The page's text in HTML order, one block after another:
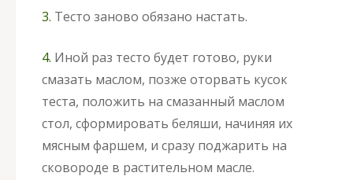
3. Тесто заново обязано настать.
4. Иной раз тесто будет готово, руки
смазать маслом, позже оторвать кусок
теста, положить на смазанный маслом
стол, сформировать беляши, начиняя их
мясным фаршем, и сразу поджарить на
сковороде в растительном масле.